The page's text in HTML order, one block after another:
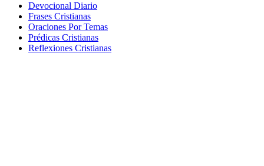
Devocional Diario
Frases Cristianas
Oraciones Por Temas
Prédicas Cristianas
Reflexiones Cristianas